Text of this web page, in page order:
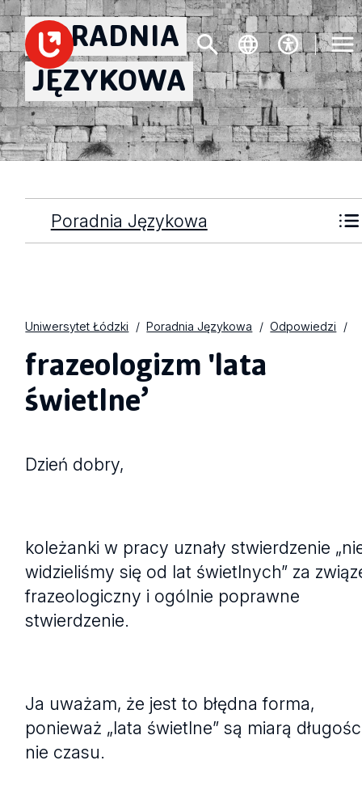
PORADNIA
JĘZYKOWA
Poradnia Językowa
Uniwersytet Łódzki Poradnia Językowa Odpowiedzi
frazeologizm 'lata
świetlne’
Dzień dobry,
koleżanki w pracy uznały stwierdzenie
widzieliśmy się od lat świetlnych” za
frazeologiczny i ogólnie poprawne
stwierdzenie.
Ja uważam, że jest to błędna forma,
ponieważ „lata świetlne” są miarą
nie czasu.